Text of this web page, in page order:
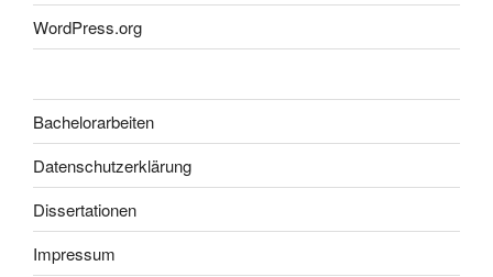
WordPress.org
Bachelorarbeiten
Datenschutzerklärung
Dissertationen
Impressum